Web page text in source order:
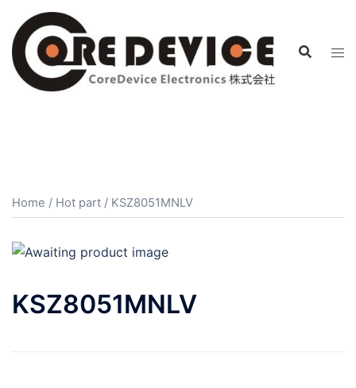
Home / Hot part / KSZ8051MNLV
KSZ8051MNLV